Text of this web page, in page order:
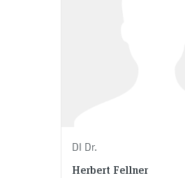
DI Dr.
Herbert Fellner